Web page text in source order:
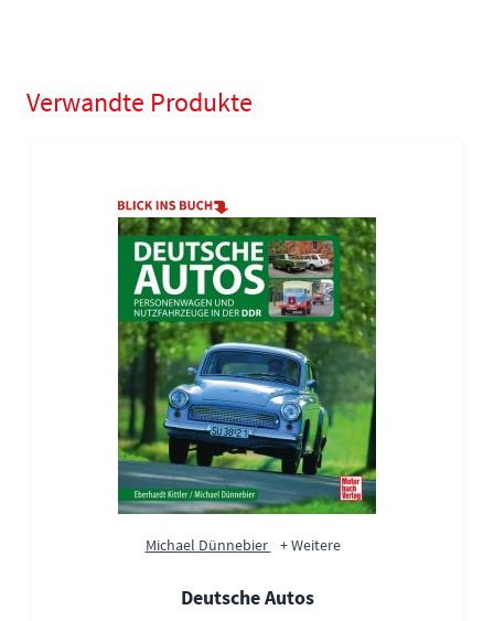
Verwandte Produkte
Michael Dünnebier + Weitere
Deutsche Autos